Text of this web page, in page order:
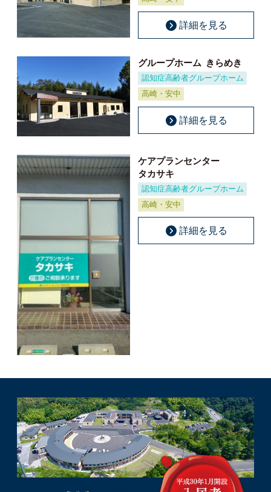
詳細を見る
グループホーム きらめき
認知症高齢者グループホーム
高崎・安中
詳細を見る
ケアプランセンター
タカサキ
認知症高齢者グループホーム
高崎・安中
詳細を見る